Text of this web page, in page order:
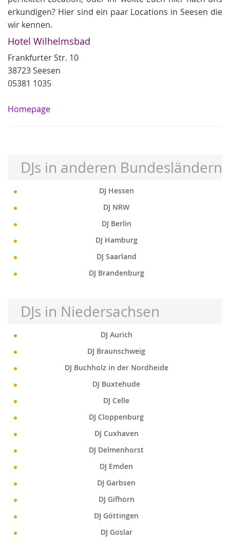
erkundigen? Hier sind ein paar Locations in Seesen die
wir kennen.
Hotel Wilhelmsbad
Frankfurter Str. 10
38723 Seesen
05381 1035
Homepage
DJs in anderen Bundesländern
DJ Hessen
DJ NRW
DJ Berlin
DJ Hamburg
DJ Saarland
DJ Brandenburg
DJs in Niedersachsen
DJ Aurich
DJ Braunschweig
DJ Buchholz in der Nordheide
DJ Buxtehude
DJ Celle
DJ Cloppenburg
DJ Cuxhaven
DJ Delmenhorst
DJ Emden
DJ Garbsen
DJ Gifhorn
DJ Göttingen
DJ Goslar